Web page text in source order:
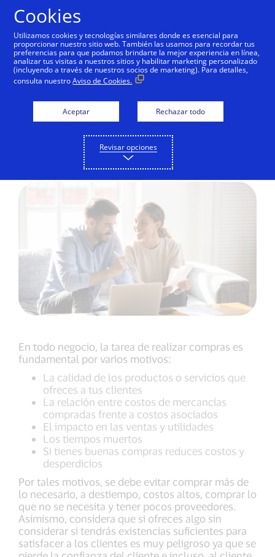
EDUCACIÓN DIGITAL
¿Un plan de compras?
¿Qué consideras antes de comprar? ¿Tu
negocio cuenta con un proceso para
realizar las compras?
En todo negocio, la tarea de realizar compras es
fundamental por varios motivos:
La calidad de los productos o servicios que
ofreces a tus clientes
La relación entre costos de mercancías
compradas frente a costos asociados
El impacto en las ventas y utilidades
Los tiempos muertos
Si tienes buenas compras reduces costos y
desperdicios
Por tales motivos, se debe evitar comprar más de
lo necesario, a destiempo, costos altos, comprar lo
que no se necesita y tener pocos proveedores.
Asimismo, considera que si ofreces algo sin
considerar si tendrás existencias suficientes para
satisfacer a los clientes es muy peligroso ya que se
Cookies
Utilizamos cookies y tecnologías similares donde es esencial para
proporcionar nuestro sitio web. También las usamos para recordar tus
preferencias para que podamos brindarte la mejor experiencia en línea,
analizar tus visitas a nuestros sitios y habilitar marketing personalizado
(incluyendo a través de nuestros socios de marketing). Para detalles,
consulta nuestroAviso de Cookies.
Aceptar Rechazar todo
Revisar opciones